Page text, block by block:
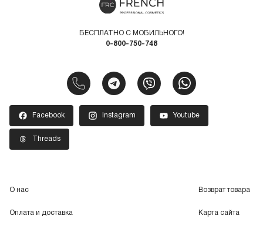
БЕСПЛАТНО С МОБИЛЬНОГО!
0-800-750-748
Facebook Instagram Youtube
Threads
О нас
Оплата и доставка
Возврат товара
Карта сайта